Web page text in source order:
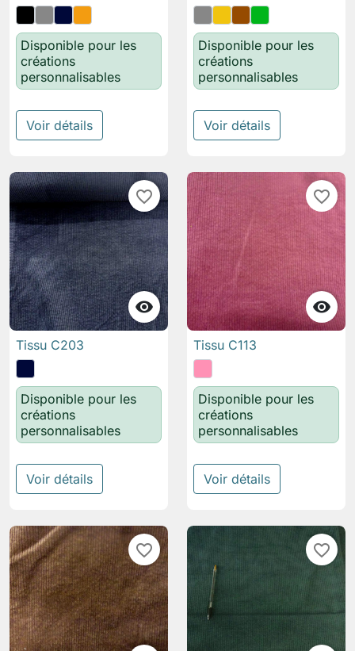
Disponible pour les
créations
personnalisables
Voir détails
Disponible pour les
créations
personnalisables
Voir détails

favorite_border
Tissu C203
Disponible pour les
créations
personnalisables
Voir détails

favorite_border
Tissu C113
Disponible pour les
créations
personnalisables
Voir détails
favorite_border favorite_border